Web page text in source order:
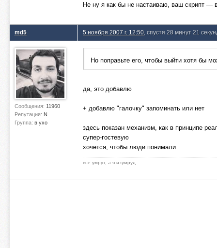
Не ну я как бы не настаиваю, ваш скрипт —
md5
Сообщения: 11960
Репутация: N
Группа: в ухо
5 ноября 2007 г. 12:50 , спустя 28 минут 21
Но поправьте его, чтобы выйти хотя бы
да, это добавлю
+ добавлю "галочку" запоминать или нет
здесь показан механизм, как в принципе
супер-гостевую
хочется, чтобы люди понимали
все умрут, а я изумруд